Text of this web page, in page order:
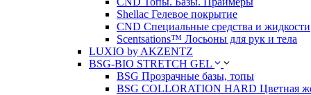
Shellac Гелевое покрытие
CND Специальные средства и жидкости
Scentsations™ Лосьоны для рук и тела
LUXIO by AKZENTZ
BSG-BIO STRETCH GEL
BSG Прозрачные базы, топы
BSG COLLORATION HARD Цветная